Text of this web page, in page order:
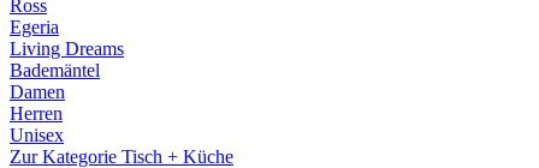
Ross
Egeria
Living Dreams
Bademäntel
Damen
Herren
Unisex
Zur Kategorie Tisch + Küche